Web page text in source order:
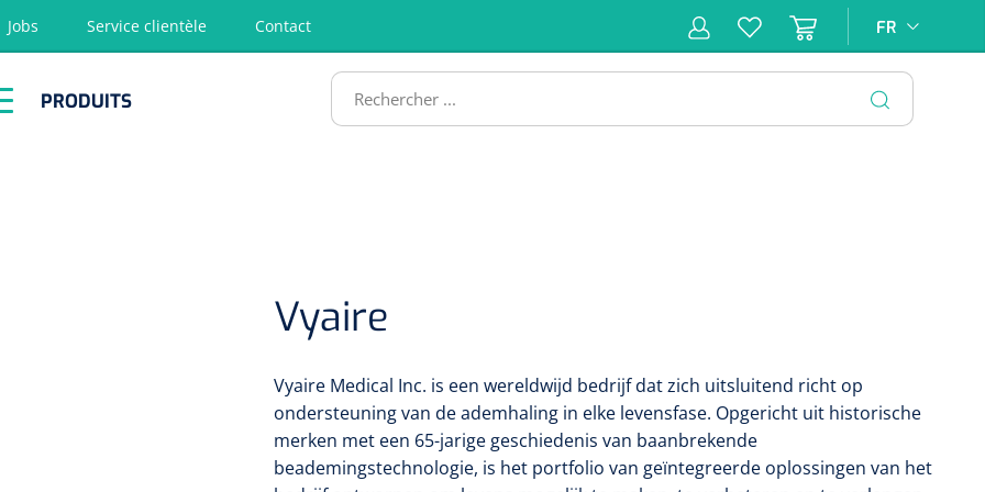
Jobs Service clientèle Contact FR
PRODUITS
Vyaire
Vyaire Medical Inc. is een wereldwijd bedrijf dat zich uitsluitend richt op
ondersteuning van de ademhaling in elke levensfase. Opgericht uit historische
merken met een 65-jarige geschiedenis van baanbrekende
beademingstechnologie, is het portfolio van geïntegreerde oplossingen van het